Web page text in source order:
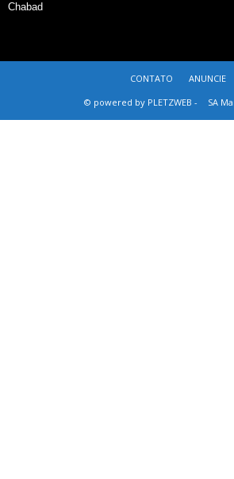
Chabad
CONTATO
ANUNCIE
© powered by PLETZWEB -
SA